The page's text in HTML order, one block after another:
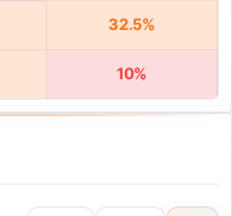
32.5%
10%